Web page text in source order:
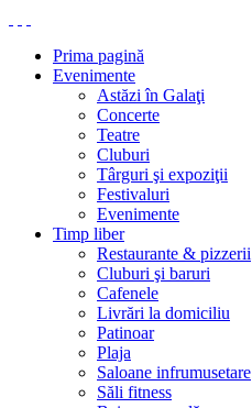
Prima pagină
Evenimente
Astăzi în Galaţi
Concerte
Teatre
Cluburi
Târguri şi expoziţii
Festivaluri
Evenimente
Timp liber
Restaurante & pizzerii
Cluburi şi baruri
Cafenele
Livrări la domiciliu
Patinoar
Plaja
Saloane infrumusetare
Săli fitness